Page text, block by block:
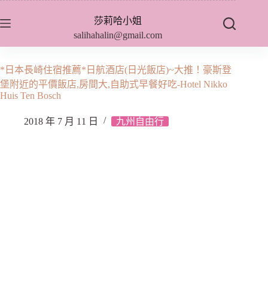
至
內
容
莎莉哈小姐
salihahalin@gmail.com
*日本長崎住宿推薦*日航酒店(日光飯店)‎‎~大推！豪斯登
堡附近的平價飯店,房間大,自助式早餐好吃-Hotel Nikko
Huis Ten Bosch
2018 年 7 月 11 日 九州自由行